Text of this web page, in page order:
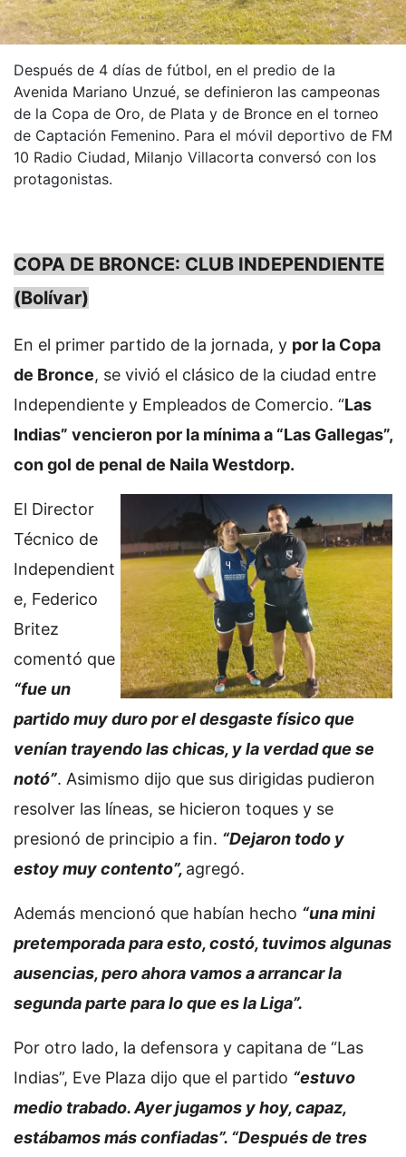
Después de 4 días de fútbol, en el predio de la
Avenida Mariano Unzué, se definieron las campeonas
de la Copa de Oro, de Plata y de Bronce en el torneo
de Captación Femenino. Para el móvil deportivo de FM
10 Radio Ciudad, Milanjo Villacorta conversó con los
protagonistas.
COPA DE BRONCE: CLUB INDEPENDIENTE
(Bolívar)
En el primer partido de la jornada, y por la Copa
de Bronce, se vivió el clásico de la ciudad entre
Independiente y Empleados de Comercio. “Las
Indias” vencieron por la mínima a “Las Gallegas”,
con gol de penal de Naila Westdorp.
El Director
Técnico de
Independient
e, Federico
Britez
comentó que
“fue un
partido muy duro por el desgaste físico que
venían trayendo las chicas, y la verdad que se
notó”. Asimismo dijo que sus dirigidas pudieron
resolver las líneas, se hicieron toques y se
presionó de principio a fin. “Dejaron todo y
estoy muy contento”, agregó.
Además mencionó que habían hecho “una mini
pretemporada para esto, costó, tuvimos algunas
ausencias, pero ahora vamos a arrancar la
segunda parte para lo que es la Liga”.
Por otro lado, la defensora y capitana de “Las
Indias”, Eve Plaza dijo que el partido “estuvo
medio trabado. Ayer jugamos y hoy, capaz,
estábamos más confiadas”. “Después de tres